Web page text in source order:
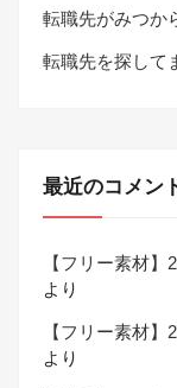
転職先がみつか
転職先を探して
最近のコメン
【フリー素材】
より
【フリー素材】
より